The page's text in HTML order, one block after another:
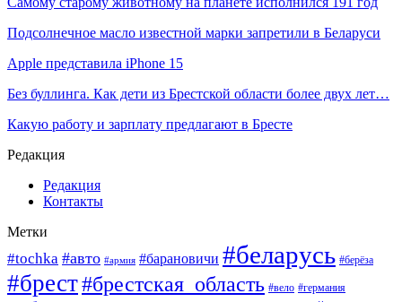
Подсолнечное масло известной марки запретили в Беларуси
Apple представила iPhone 15
Без буллинга. Как дети из Брестской области более двух лет…
Какую работу и зарплату предлагают в Бресте
Редакция
Редакция
Контакты
Метки
#tochka #авто #армия #барановичи #беларусь #берёза
#брест#брестская_область #вело #германия